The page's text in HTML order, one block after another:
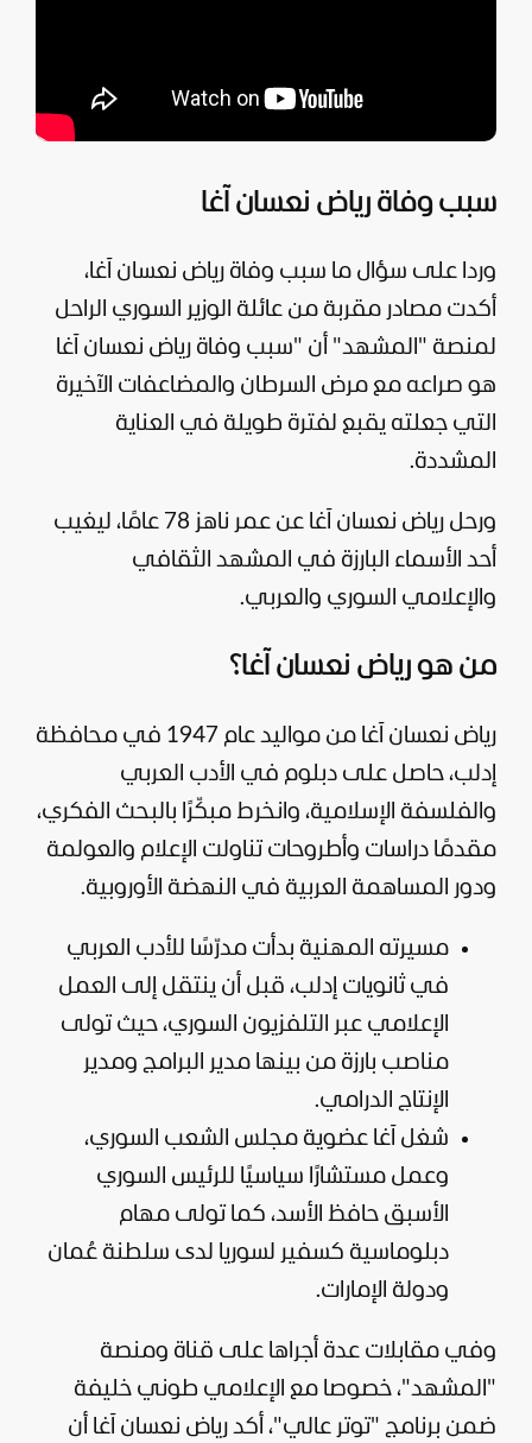
سبب وفاة رياض نعسان آغا
وردا على سؤال ما سبب وفاة رياض نعسان آغا،
أكدت مصادر مقربة من عائلة الوزير السوري الراحل
لمنصة " المشهد" أن "سبب وفاة رياض نعسان آغا
هو صراعه مع مرض السرطان والمضاعفات الآخيرة
التي جعلته يقبع لفترة طويلة في العناية
المشددة.
ورحل رياض نعسان آغا عن عمر ناهز 78 عامًا، ليغيب
أحد الأسماء البارزة في المشهد الثقافي
والإعلامي السوري والعربي.
من هو رياض نعسان آغا؟
رياض نعسان آغا من مواليد عام 1947 في محافظة
إدلب، حاصل على دبلوم في الأدب العربي
والفلسفة الإسلامية، وانخرط مبكّرًا بالبحث الفكري،
مقدمًا دراسات وأطروحات تناولت الإعلام والعولمة
ودور المساهمة العربية في النهضة الأوروبية.
مسيرته المهنية بدأت مدرّسًا للأدب العربي
في ثانويات إدلب، قبل أن ينتقل إلى العمل
الإعلامي عبر التلفزيون السوري، حيث تولى
مناصب بارزة من بينها مدير البرامج ومدير
الإنتاج الدرامي.
شغل آغا عضوية مجلس الشعب السوري،
وعمل مستشارًا سياسيًا للرئيس السوري
الأسبق حافظ الأسد، كما تولى مهام
دبلوماسية كسفير لسوريا لدى سلطنة عُمان
ودولة الإمارات.
وفي مقابلات عدة أجراها على قناة ومنصة
"المشهد"، خصوصا مع الإعلامي طوني خليفة
ضمن برنامج "توتر عالي"، أكد رياض نعسان آغا أن